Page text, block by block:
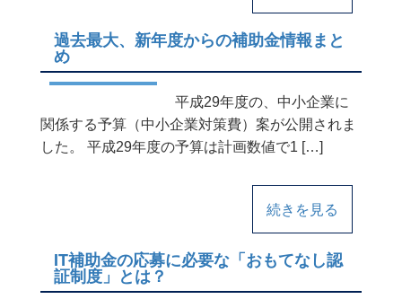
過去最大、新年度からの補助金情報まと
め
平成29年度の、中小企業に
関係する予算（中小企業対策費）案が公開されま
した。 平成29年度の予算は計画数値で1 […]
続きを見る
IT補助金の応募に必要な「おもてなし認
証制度」とは？